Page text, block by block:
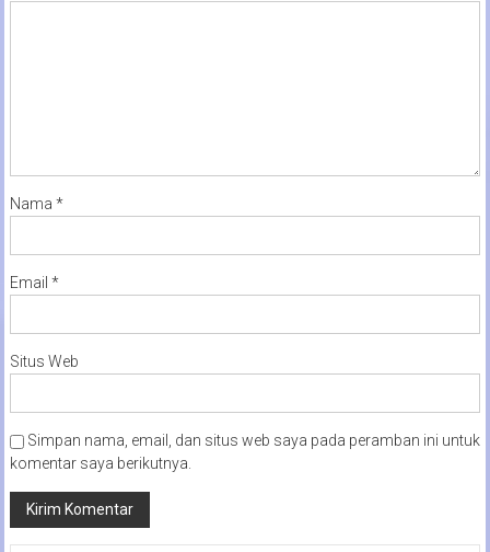
Nama *
Email *
Situs Web
Simpan nama, email, dan situs web saya pada peramban ini untuk
komentar saya berikutnya.